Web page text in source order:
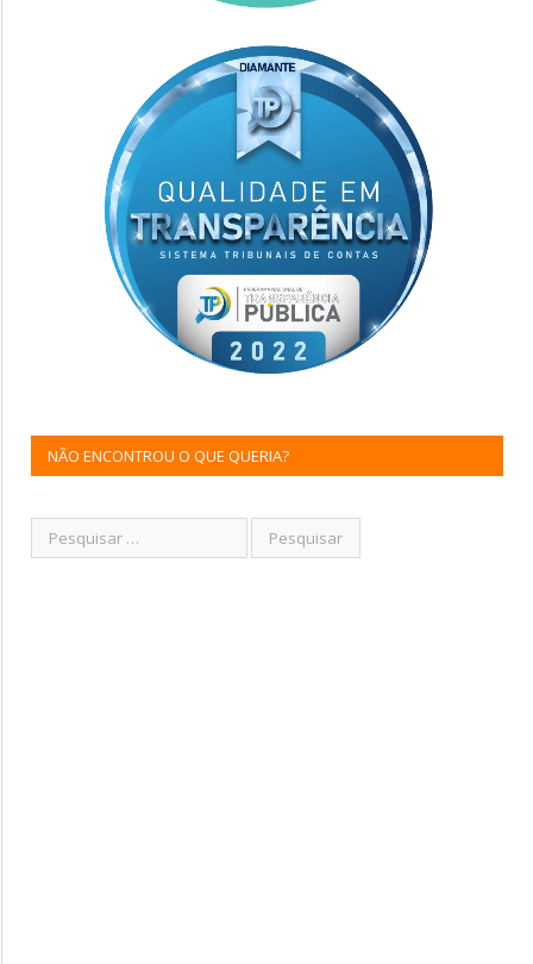
NÃO ENCONTROU O QUE QUERIA?